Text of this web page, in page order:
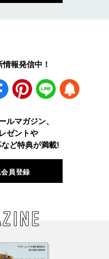
報発信中！
Pinterest LINE
ルマガジン、
ゼントや
ど特典が満載!
員登録